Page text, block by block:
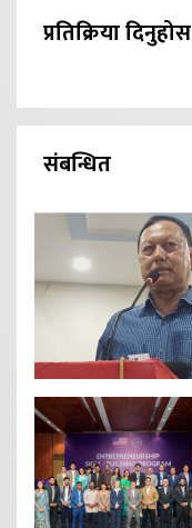
प्रतिक्रिया दिनुहोस
संबन्धित